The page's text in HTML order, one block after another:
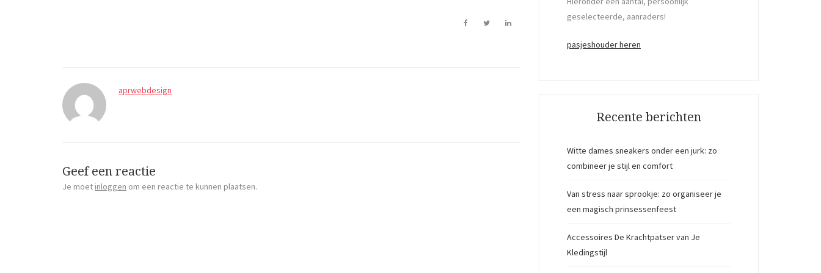
aprwebdesign
Geef een reactie
Je moet inloggen om een reactie te kunnen plaatsen.
geselecteerde, aanraders!
pasjeshouder heren
Recente berichten
Witte dames sneakers onder een jurk: zo
combineer je stijl en comfort
Van stress naar sprookje: zo organiseer je
een magisch prinsessenfeest
Accessoires De Krachtpatser van Je
Kledingstijl